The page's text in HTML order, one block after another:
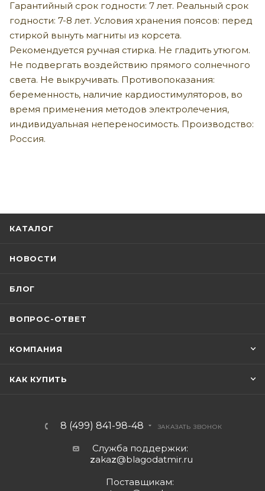
Гарантийный срок годности: 7 лет. Реальный срок
годности: 7-8 лет. Условия хранения поясов: перед
стиркой вынуть магниты из корсета.
Рекомендуется ручная стирка. Не гладить утюгом.
Не подвергать воздействию прямого солнечного
света. Не выкручивать. Противопоказания:
беременность, наличие кардиостимуляторов, во
время применения методов электролечения,
индивидуальная непереносимость. Производство:
Россия.
КАТАЛОГ
НОВОСТИ
БЛОГ
ВОПРОС-ОТВЕТ
КОМПАНИЯ
КАК КУПИТЬ
8 (499) 841-98-48 ЗАКАЗАТЬ ЗВОНОК
Служба поддержки:
zakaz@blagodatmir.ru
Поставщикам: